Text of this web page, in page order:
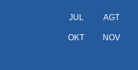
JUL AGT
OKT NOV